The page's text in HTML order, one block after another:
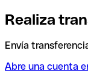
Realiza
Envía
Abre una cuenta